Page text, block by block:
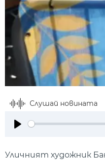
Слушай новината
Уличният художник